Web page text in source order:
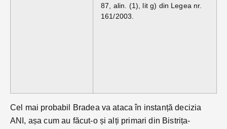
87, alin. (1), lit g) din Legea nr.
161/2003.
Cel mai probabil Bradea va ataca în instanță decizia
ANI, așa cum au făcut-o și alți primari din Bistrița-